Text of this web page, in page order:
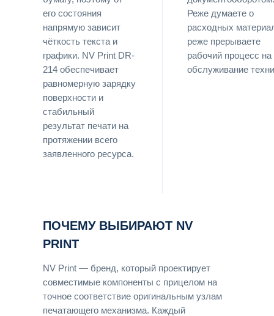
его состояния
напрямую зависит
чёткость текста и
графики. NV Print DR-
214 обеспечивает
равномерную зарядку
поверхности и
стабильный
результат печати на
протяжении всего
заявленного ресурса.
Реже думаете о
расходных
реже прерываете
рабочий процесс на
обслуживание
ПОЧЕМУ ВЫБИРАЮТ NV
PRINT
NV Print — бренд, который проектирует
совместимые компоненты с прицелом на
точное соответствие оригинальным узлам
печатающего механизма. Каждый